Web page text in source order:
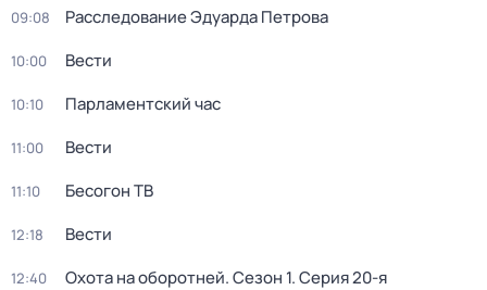
09:08 Расследование Эдуарда Петрова
10:00 Вести
10:10 Парламентский час
11:00 Вести
11:10 Бесогон ТВ
12:18 Вести
12:40 Охота на оборотней. Сезон 1. Серия 20-я